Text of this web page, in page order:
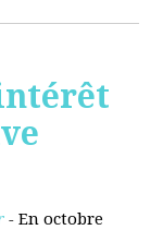
- En octobre